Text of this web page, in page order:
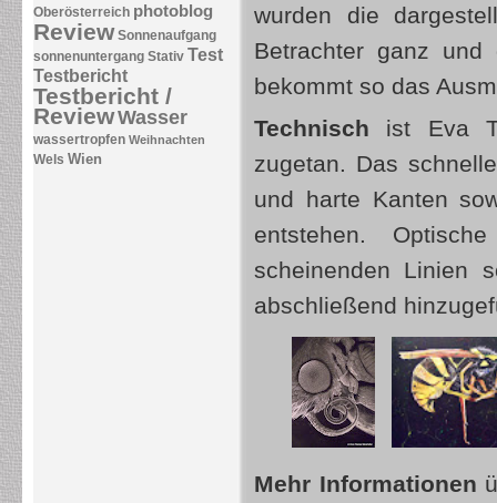
Oberösterreich photoblog
Review Sonnenaufgang
sonnenuntergang Stativ Test
Testbericht
Testbericht /
ReviewWasser
wassertropfen Weihnachten
Wels Wien
wurden die
Betrachter ganz
bekommt so das
Technisch ist Eva
zugetan. Das
und harte Kanten
entstehen.
scheinenden Linien
abschließend
Mehr Informationen